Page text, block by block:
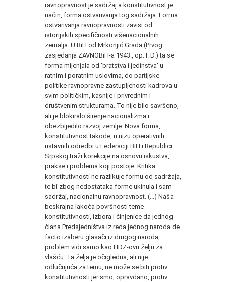
ravnopravnost je sadržaj a konstitutivnost je
način, forma ostvarivanja tog sadržaja. Forma
ostvarivanja ravnopravnosti zavisi od
istorijskih specifičnosti višenacionalnih
zemalja. U BiH od Mrkonjić Grada (Prvog
zasjedanja ZAVNOBiH-a 1943., op. I. Đ.) ta se
forma mijenjala od 'bratstva i jedinstva' u
ratnim i poratnim uslovima, do partijske
politike ravnopravne zastupljenosti kadrova u
svim političkim, kasnije i privrednim i
društvenim strukturama. To nije bilo savršeno,
ali je blokiralo širenje nacionalizma i
obezbijedilo razvoj zemlje. Nova forma,
konstitutivnost takođe, u nizu operativnih
ustavnih odredbi u Federaciji BiH i Republici
Srpskoj traži korekcije na osnovu iskustva,
prakse i problema koji postoje. Kritika
konstitutivnosti ne razlikuje formu od sadržaja,
te bi zbog nedostataka forme ukinula i sam
sadržaj, nacionalnu ravnopravnost. (...) Naša
beskrajna lakoća površnosti teme
konstitutivnosti, izbora i činjenice da jednog
člana Predsjedništva iz reda jednog naroda de
facto izaberu glasači iz drugog naroda,
problem vidi samo kao HDZ-ovu želju za
vlašću. Ta želja je očigledna, ali nije
odlučujuća za temu, ne može se biti protiv
konstitutivnosti jer smo, opravdano, protiv